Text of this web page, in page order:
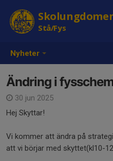
Nyheter
Stå/Fys
Ändring i
30 jun 2025
Hej Skyttar!
Vi kommer att ändra på
att vi börjar med skyttet(kl10-